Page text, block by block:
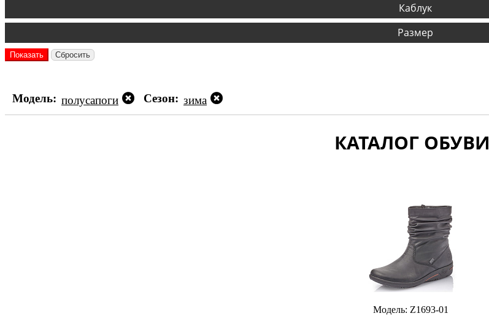
Каблук
Размер
Модель: полусапоги Сезон: зима
КАТАЛОГ ОБУВИ
Модель: Z1693-01